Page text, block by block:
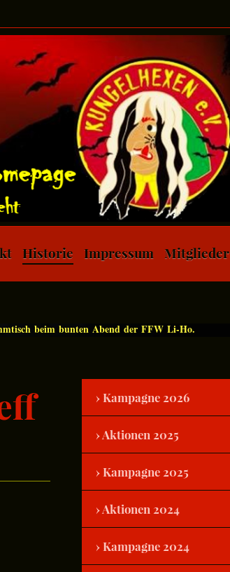
Historie Impressum Mitglieder
beim bunten Abend der FFW Li-Ho.
Kampagne 2026
Aktionen 2025
Kampagne 2025
Aktionen 2024
Kampagne 2024